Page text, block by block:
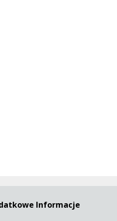
Informacje